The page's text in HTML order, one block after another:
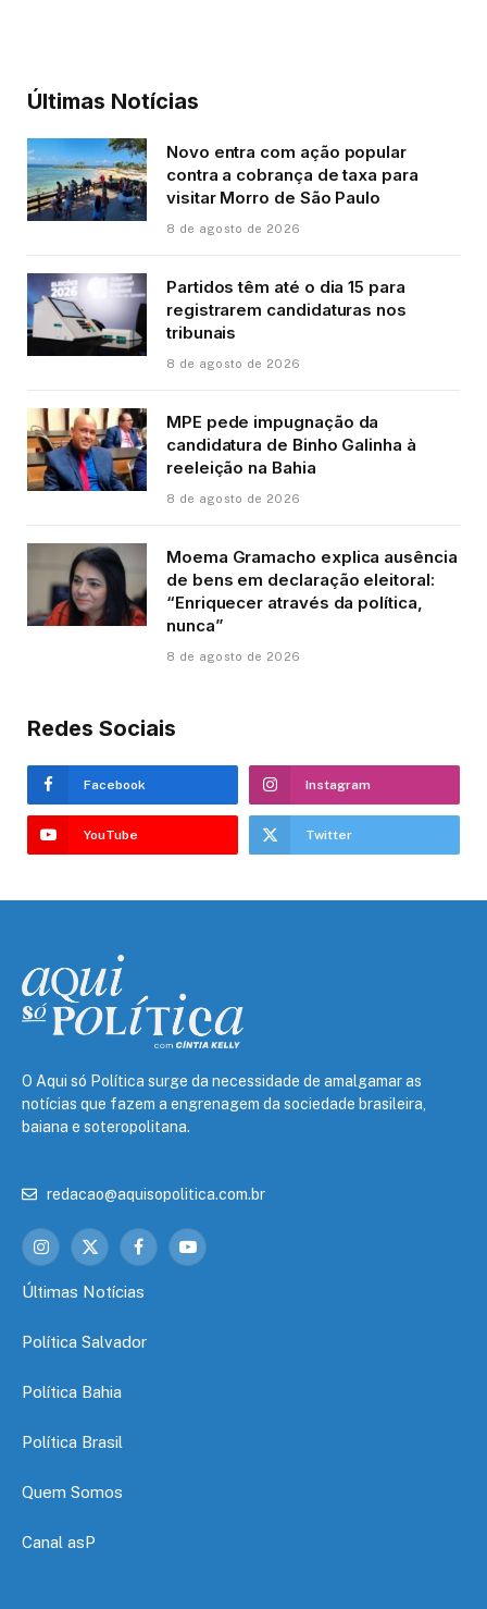
Últimas Notícias
Novo entra com ação popular
contra a cobrança de taxa para
visitar Morro de São Paulo
8 de agosto de 2026
Partidos têm até o dia 15 para
registrarem candidaturas nos
tribunais
8 de agosto de 2026
MPE pede impugnação da
candidatura de Binho Galinha à
reeleição na Bahia
8 de agosto de 2026
Moema Gramacho explica ausência
de bens em declaração eleitoral:
“Enriquecer através da política,
nunca”
8 de agosto de 2026
Redes Sociais
Facebook Instagram
YouTube Twitter
O Aqui só Política surge da necessidade de amalgamar as
notícias que fazem a engrenagem da sociedade brasileira,
baiana e soteropolitana.
redacao@aquisopolitica.com.br
Instagram
X
FacebookYouTube
Últimas Notícias
Política Salvador
Política Bahia
Política Brasil
Quem Somos
Canal asP